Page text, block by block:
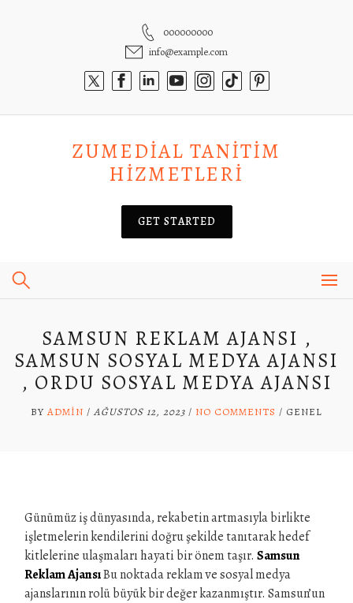
000000000
info@example.com
ZUMEDIAL TANITIM
HIZMETLERI
GET STARTED
SAMSUN REKLAM AJANSI ,
SAMSUN SOSYAL MEDYA AJANSI
, ORDU SOSYAL MEDYA AJANSI
BY ADMIN / AĞUSTOS 12, 2023 / NO COMMENTS / GENEL
Günümüz iş dünyasında, rekabetin artmasıyla birlikte
işletmelerin kendilerini doğru şekilde tanıtarak hedef
kitlelerine ulaşmaları hayati bir önem taşır. Samsun
Reklam AjansıBu noktada reklam ve sosyal medya
ajanslarının rolü büyük bir değer kazanmıştır. Samsun’un